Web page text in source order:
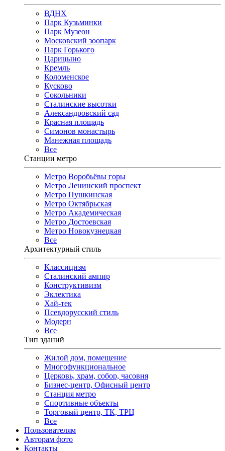
ВДНХ
Парк Кузьминки
Парк Музеон
Московский зоопарк
Парк Горького
Царицыно
Кремль
Коломенское
Кусково
Сокольники
Сталинские высотки
Александровский сад
Красная площадь
Симонов монастырь
Манежная площадь
Все
Станции метро
Метро Воробьёвы горы
Метро Ленинский проспект
Метро Пушкинская
Метро Октябрьская
Метро Академическая
Метро Достоевская
Метро Новокузнецкая
Все
Архитектурный стиль
Классицизм
Сталинский ампир
Конструктивизм
Эклектика
Хай-тек
Псевдорусский стиль
Модерн
Все
Тип зданий
Жилой дом, помещение
Многофункциональное
Церковь, храм, собор, часовня
Бизнес-центр, Офисный центр
Станция метро
Спортивные объекты
Торговый центр, ТК, ТРЦ
Все
Пользователям
Авторам фото
Контакты